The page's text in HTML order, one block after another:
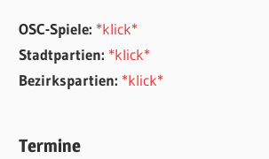
OSC-Spiele: *klick*
Stadtpartien: *klick*
Bezirkspartien: *klick*
Termine